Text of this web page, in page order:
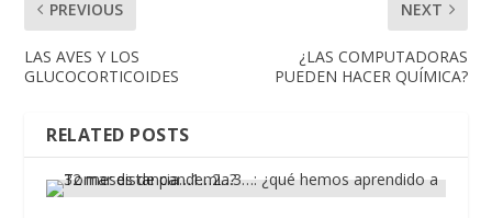
PREVIOUS
LAS AVES Y LOS
GLUCOCORTICOIDES
NEXT
¿LAS COMPUTADORAS
PUEDEN HACER QUÍMICA?
RELATED POSTS